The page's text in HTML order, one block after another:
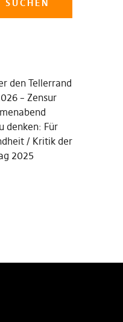
den Tellerrand
– Zensur
denken: Für
Kritik der
2025